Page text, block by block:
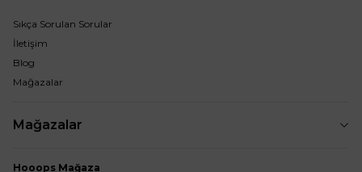
Sıkça Sorulan Sorular
İletişim
Blog
Mağazalar
Mağazalar
Hooops Mağaza